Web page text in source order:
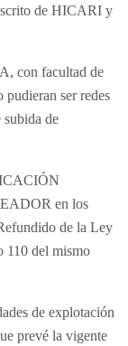
de HICARI y
con facultad de
pudieran ser redes
subida de
en los
de la Ley
110 del mismo
de explotación
prevé la vigente